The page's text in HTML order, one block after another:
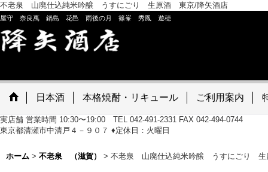
不老泉 山廃仕込純米吟醸 うすにごり 生原酒 東京/降矢酒店
屋守 奈良萬 鍋島 花邑 雨後の月 篠峯 秀鳳 遊穂
日本酒 本格焼酎・リキュール ご利用案内
実店舗 営業時間 10:30〜19:00 TEL 042-491-2331 FAX 042-494-0744
東京都清瀬市中清戸４－９０７ ♦定休日：火曜日
ホーム > 不老泉 （滋賀） > 不老泉 山廃仕込純米吟醸 うすにごり 生